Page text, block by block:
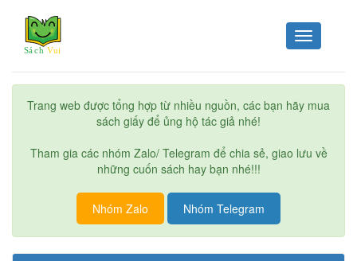
Toggle
navigation
Trang web được tổng hợp từ nhiều nguồn, các bạn hãy mua
sách giấy để ủng hộ tác giả nhé!
Tham gia các nhóm Zalo/ Telegram để chia sẻ, giao lưu về
những cuốn sách hay bạn nhé!!!
Nhóm Zalo Nhóm Telegram